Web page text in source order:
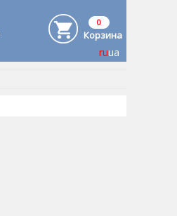
ruua
0
Корзина